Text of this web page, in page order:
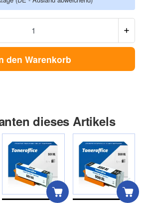
den Warenkorb
dieses Artikels